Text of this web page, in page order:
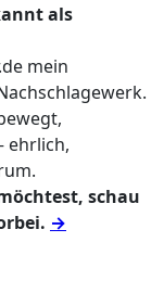
als
mein
ehrlich,
schau
→